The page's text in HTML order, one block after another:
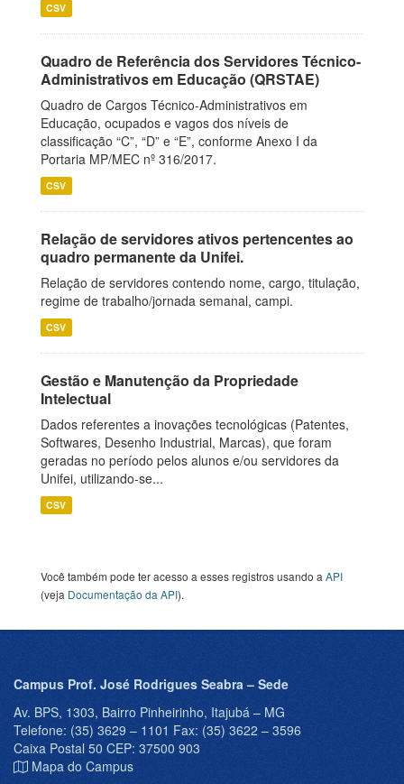
CSV
Quadro de Referência dos Servidores Técnico-
Administrativos em Educação (QRSTAE)
Quadro de Cargos Técnico-Administrativos em
Educação, ocupados e vagos dos níveis de
classificação “C”, “D” e “E”, conforme Anexo I da
Portaria MP/MEC nº 316/2017.
CSV
Relação de servidores ativos pertencentes ao
quadro permanente da Unifei.
Relação de servidores contendo nome, cargo, titulação,
regime de trabalho/jornada semanal, campi.
CSV
Gestão e Manutenção da Propriedade
Intelectual
Dados referentes a inovações tecnológicas (Patentes,
Softwares, Desenho Industrial, Marcas), que foram
geradas no período pelos alunos e/ou servidores da
Unifei, utilizando-se...
CSV
Você também pode ter acesso a esses registros usando a API
(veja Documentação da API).
Campus Prof. José Rodrigues Seabra – Sede
Av. BPS, 1303, Bairro Pinheirinho, Itajubá – MG
Telefone: (35) 3629 – 1101 Fax: (35) 3622 – 3596
Caixa Postal 50 CEP: 37500 903
Mapa do Campus